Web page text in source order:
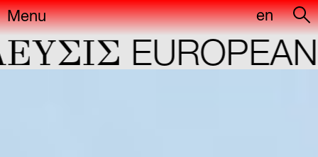
Menu en
EUROPEAN